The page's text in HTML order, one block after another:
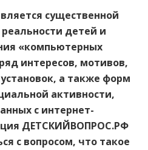
существенной
детей и
«компьютерных
интересов, мотивов,
а также форм
активности,
с интернет-
ДЕТСКИЙВОПРОС.РФ
с вопросом, что такое